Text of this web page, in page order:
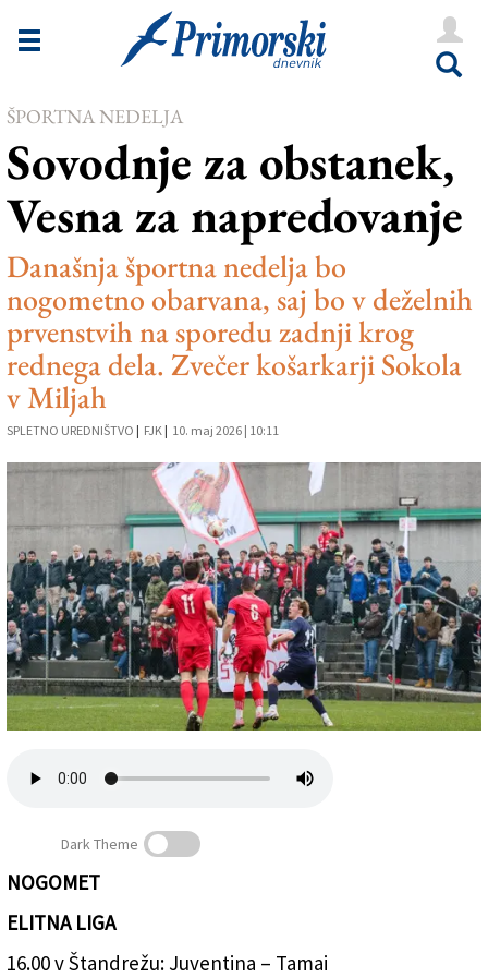
Novice
Goriška
Kultura
Šport
Še
Vreme
V Kioskih
Uredništvo
Oglasi
Zadruga PD
Naročnine
ŠPORTNA NEDELJA
Sovodnje za obstanek,
Vesna za napredovanje
Današnja športna nedelja bo
nogometno obarvana, saj bo v deželnih
prvenstvih na sporedu zadnji krog
rednega dela. Zvečer košarkarji Sokola
v Miljah
SPLETNO UREDNIŠTVO | FJK | 10. maj 2026 | 10:11
domačimi navijačli v Štandrežu (TIBALDI)
Dark Theme
NOGOMET
ELITNA LIGA
16.00 v Štandrežu: Juventina – Tamai